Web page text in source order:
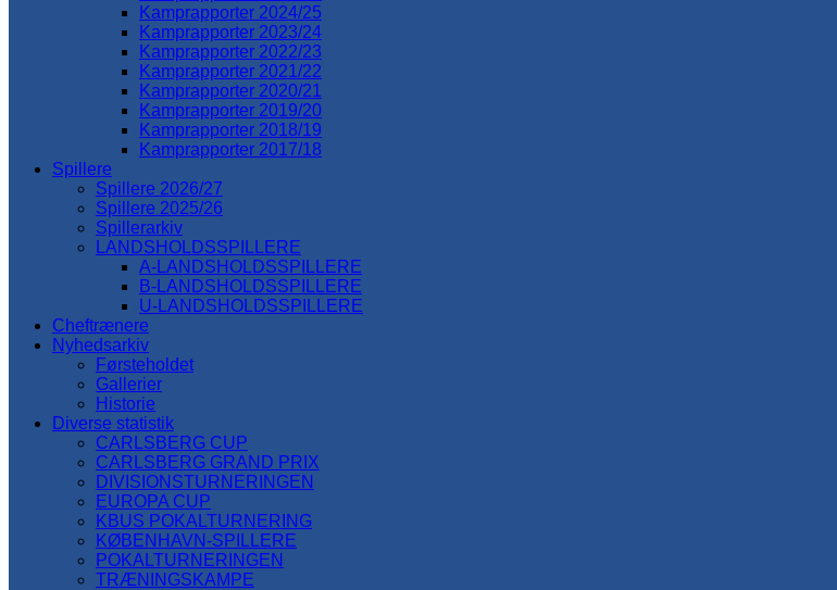
Kamprapporter 2024/25
Kamprapporter 2023/24
Kamprapporter 2022/23
Kamprapporter 2021/22
Kamprapporter 2020/21
Kamprapporter 2019/20
Kamprapporter 2018/19
Kamprapporter 2017/18
Spillere
Spillere 2026/27
Spillere 2025/26
Spillerarkiv
LANDSHOLDSSPILLERE
A-LANDSHOLDSSPILLERE
B-LANDSHOLDSSPILLERE
U-LANDSHOLDSSPILLERE
Cheftrænere
Nyhedsarkiv
Førsteholdet
Gallerier
Historie
Diverse statistik
CARLSBERG CUP
CARLSBERG GRAND PRIX
DIVISIONSTURNERINGEN
EUROPA CUP
KBUS POKALTURNERING
KØBENHAVN-SPILLERE
POKALTURNERINGEN
TRÆNINGSKAMPE